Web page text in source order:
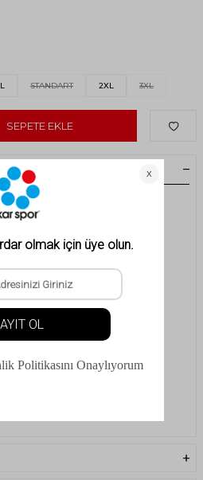
STANDART 2XL 3XL
SEPETE EKLE
Gainfull - Erkek - Gömlek
sahiptir.